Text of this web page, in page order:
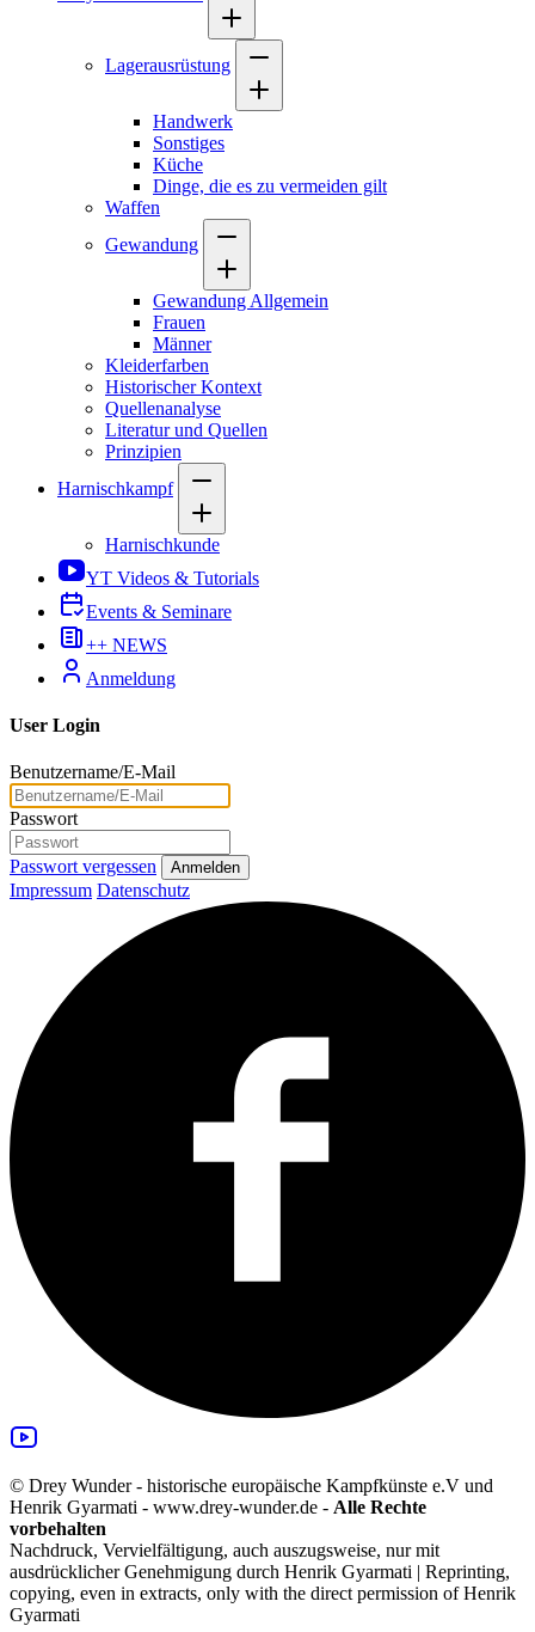
Lagerausrüstung
Handwerk
Sonstiges
Küche
Dinge, die es zu vermeiden gilt
Waffen
Gewandung
Gewandung Allgemein
Frauen
Männer
Kleiderfarben
Historischer Kontext
Quellenanalyse
Literatur und Quellen
Prinzipien
Harnischkampf
Harnischkunde
YT Videos & Tutorials
Events & Seminare
++ NEWS
Anmeldung
User Login
Benutzername/E-Mail
Passwort
Passwort vergessen Anmelden
Impressum Datenschutz
© Drey Wunder - historische europäische Kampfkünste e.V und
Henrik Gyarmati - www.drey-wunder.de - Alle Rechte
vorbehalten
Nachdruck, Vervielfältigung, auch auszugsweise, nur mit
ausdrücklicher Genehmigung durch Henrik Gyarmati | Reprinting,
copying, even in extracts, only with the direct permission of Henrik
Gyarmati